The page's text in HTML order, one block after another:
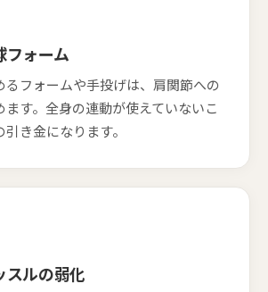
フォーム
るフォームや手投げは、肩関節への
ます。全身の連動が使えていないこ
き金になります。
スルの弱化